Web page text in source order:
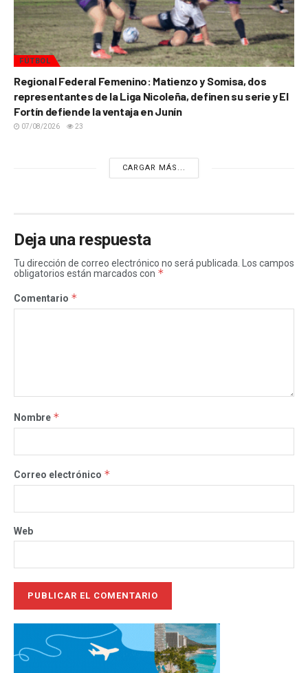
FÚTBOL
Regional Federal Femenino: Matienzo y Somisa, dos
representantes de la Liga Nicoleña, definen su serie y El
Fortín defiende la ventaja en Junín
07/08/2026 23
CARGAR MÁS...
Deja una respuesta
Tu dirección de correo electrónico no será publicada. Los campos
obligatorios están marcados con *
Comentario *
Nombre *
Correo electrónico *
Web